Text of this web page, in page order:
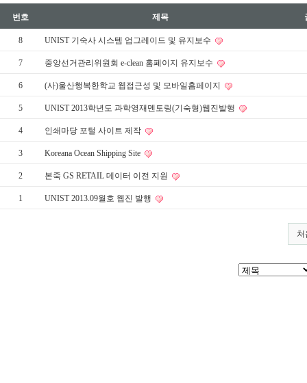
번호 제목
8 UNIST 기숙사 시스템 업그레이드 및 유지보수
7 중앙선거관리위원회 e-clean 홈페이지 유지보수
6 (사)울산행복한학교 웹접근성 및 모바일홈페이지
5 UNIST 2013학년도 과학영재멘토링(기숙형)웹진발행
4 인쇄마당 포털 사이트 제작
3 Koreana Ocean Shipping Site
2 본죽 GS RETAIL 데이터 이전 지원
1 UNIST 2013.09월호 웹진 발행
처